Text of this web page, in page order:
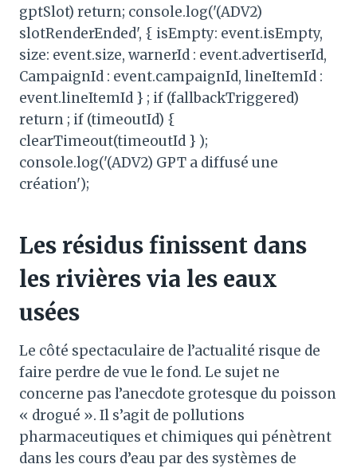
gptSlot) return; console.log('(ADV2)
slotRenderEnded', { isEmpty: event.isEmpty,
size: event.size, warnerId : event.advertiserId,
CampaignId : event.campaignId, lineItemId :
event.lineItemId } ; if (fallbackTriggered)
return ; if (timeoutId) {
clearTimeout(timeoutId } );
console.log('(ADV2) GPT a diffusé une
création');
Les résidus finissent dans
les rivières via les eaux
usées
Le côté spectaculaire de l’actualité risque de
faire perdre de vue le fond. Le sujet ne
concerne pas l’anecdote grotesque du poisson
« drogué ». Il s’agit de pollutions
pharmaceutiques et chimiques qui pénètrent
dans les cours d’eau par des systèmes de